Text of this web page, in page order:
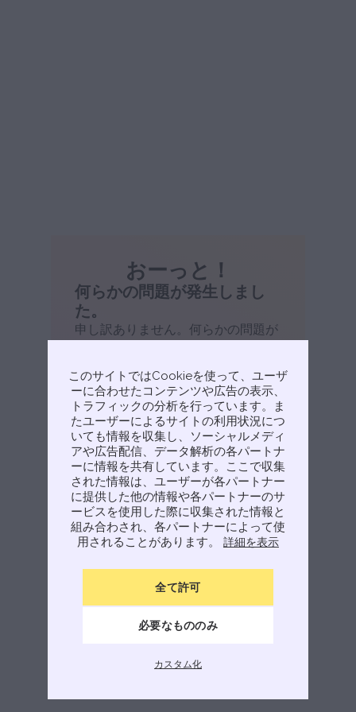
このサイトではCookieを使って、ユーザ
ーに合わせたコンテンツや広告の表示、
トラフィックの分析を行っています。ま
たユーザーによるサイトの利用状況につ
いても情報を収集し、ソーシャルメディ
アや広告配信、データ解析の各パートナ
ーに情報を共有しています。ここで収集
された情報は、ユーザーが各パートナー
に提供した他の情報や各パートナーのサ
ービスを使用した際に収集された情報と
組み合わされ、各パートナーによって使
用されることがあります。 詳細を表示
全て許可
必要なもののみ
カスタム化
おーっと！
何らかの問題が発生しまし
た。
申し訳ありません。何らかの問題が
してみてください。
Try again